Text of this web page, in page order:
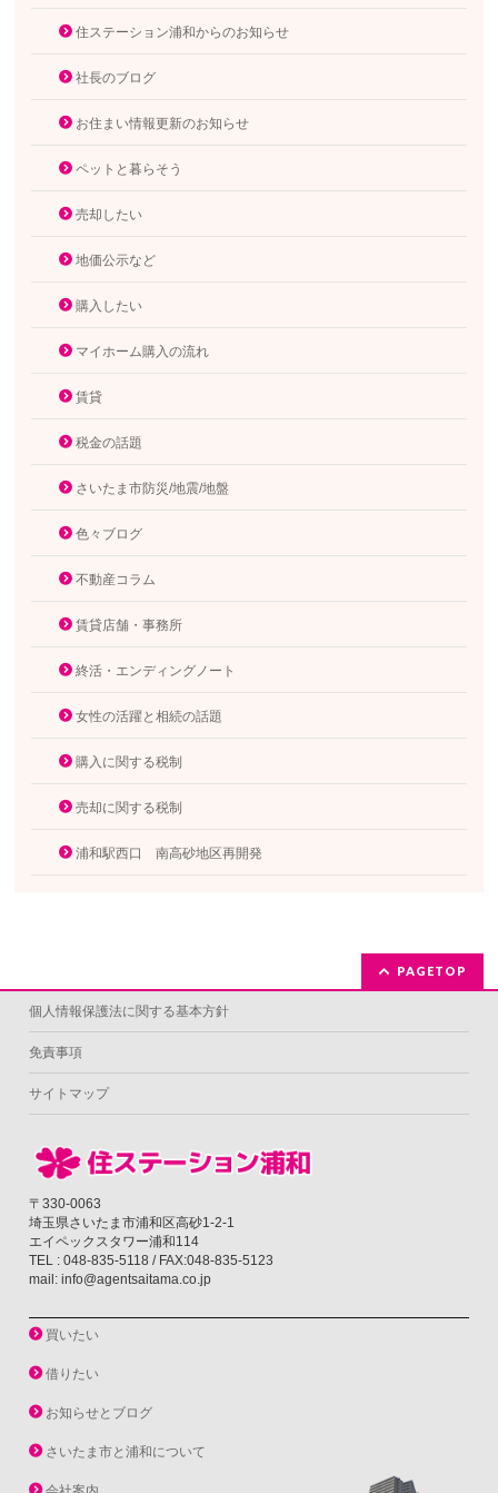
住ステーション浦和からのお知らせ
社長のブログ
お住まい情報更新のお知らせ
ペットと暮らそう
売却したい
地価公示など
購入したい
マイホーム購入の流れ
賃貸
税金の話題
さいたま市防災/地震/地盤
色々ブログ
不動産コラム
賃貸店舗・事務所
終活・エンディングノート
女性の活躍と相続の話題
購入に関する税制
売却に関する税制
浦和駅西口 南高砂地区再開発
PAGETOP
個人情報保護法に関する基本方針
免責事項
サイトマップ
〒330-0063
埼玉県さいたま市浦和区高砂1-2-1
エイペックスタワー浦和114
TEL : 048-835-5118 / FAX:048-835-5123
mail: info@agentsaitama.co.jp
買いたい
借りたい
お知らせとブログ
さいたま市と浦和について